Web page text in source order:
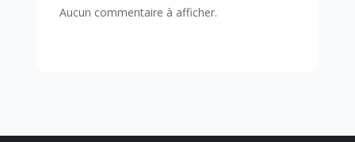
Aucun commentaire à afficher.